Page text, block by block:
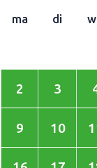
ma di
2 3
9 10